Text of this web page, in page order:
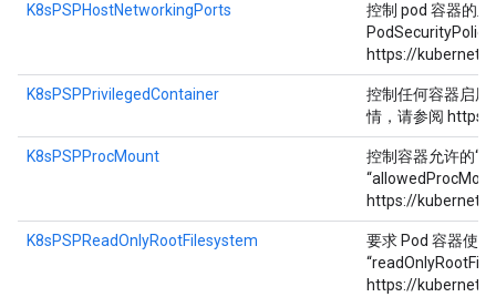
K8sPSPHostNetworkingPorts
控制 pod 容器的
https://
K8sPSPPrivilegedContainer
控制任何容器启用
情，请参阅
K8sPSPProcMount
控制容器允许的
https://
K8sPSPReadOnlyRootFilesystem
要求 Pod 容器使
https://